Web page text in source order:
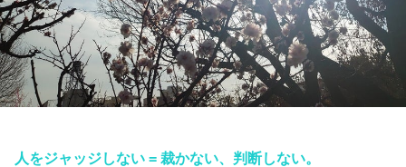
人をジャッジしない = 裁かない、判断しない。